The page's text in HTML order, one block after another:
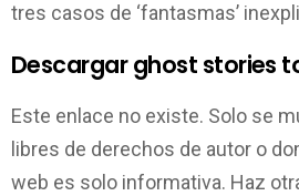
tres casos de ‘fantasmas’
Descargar ghost stories
Este enlace no existe. Solo se
libres de derechos de autor o
web es solo informativa. Haz